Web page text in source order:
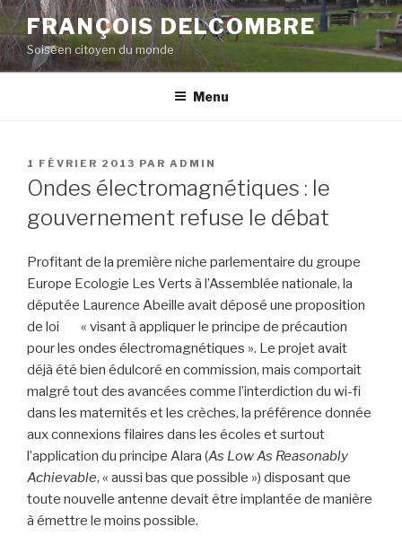
Aller
au
contenu
principal
FRANÇOIS DELCOMBRE
Soiséen citoyen du monde
Menu
PUBLIÉ
LE
1 FÉVRIER 2013 PAR ADMIN
Ondes électromagnétiques : le
gouvernement refuse le débat
Profitant de la première niche parlementaire du groupe
Europe Ecologie Les Verts à l’Assemblée nationale, la
députée Laurence Abeille avait déposé une proposition
de loi « visant à appliquer le principe de précaution
pour les ondes électromagnétiques ». Le projet avait
déjà été bien édulcoré en commission, mais comportait
malgré tout des avancées comme l’interdiction du wi-fi
dans les maternités et les crèches, la préférence donnée
aux connexions filaires dans les écoles et surtout
l’application du principe Alara (As Low As Reasonably
Achievable, « aussi bas que possible ») disposant que
toute nouvelle antenne devait être implantée de manière
à émettre le moins possible.